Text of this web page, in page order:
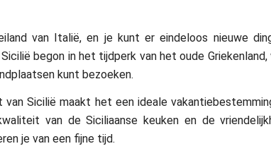
van Italië, en je kunt er eindeloos nieuwe
begon in het tijdperk van het oude
kunt bezoeken.
van Sicilië maakt het een ideale
van de Siciliaanse keuken en de
je van een fijne tijd.